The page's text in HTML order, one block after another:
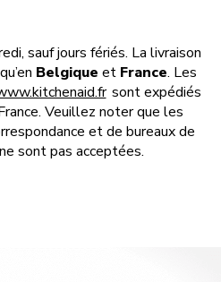
sauf jours fériés. La livraison
Belgique et France. Les
sont expédiés
Veuillez noter que les
et de bureaux de
sont pas acceptées.